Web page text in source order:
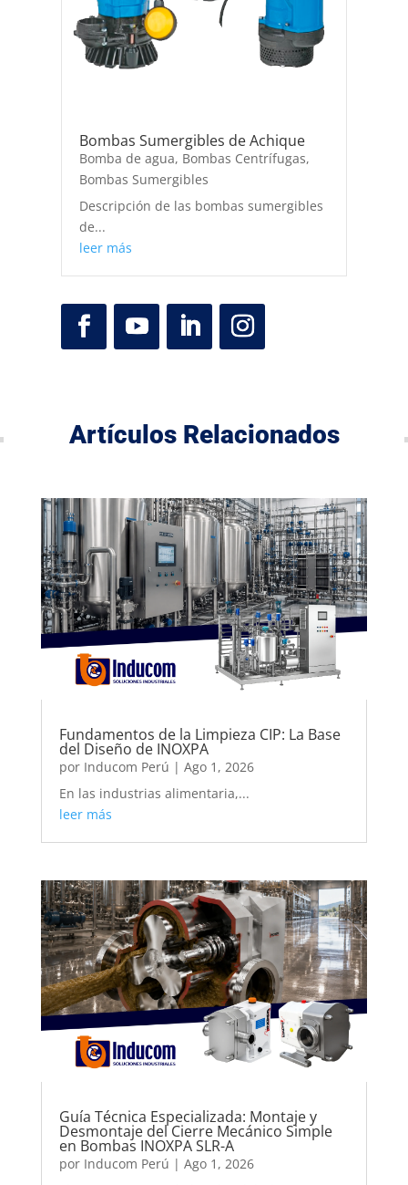
Bombas Sumergibles de Achique
Bomba de agua, Bombas Centrífugas,
Bombas Sumergibles
Descripción de las bombas sumergibles
de...
leer más
Artículos Relacionados
Fundamentos de la Limpieza CIP: La Base
del Diseño de INOXPA
por Inducom Perú | Ago 1, 2026
En las industrias alimentaria,...
leer más
Guía Técnica Especializada: Montaje y
Desmontaje del Cierre Mecánico Simple
en Bombas INOXPA SLR-A
por Inducom Perú | Ago 1, 2026